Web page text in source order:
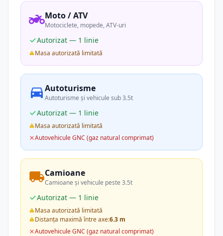
Moto / ATV
Motociclete, mopede, ATV-uri
Autorizat — 1 linie
Masa autorizată limitată
Autoturisme
Autoturisme și vehicule sub 3.5t
Autorizat — 1 linie
Masa autorizată limitată
Autovehicule GNC (gaz natural comprimat)
Camioane
Camioane și vehicule peste 3.5t
Autorizat — 1 linie
Masa autorizată limitată
Distanța maximă între axe:6.3 m
Autovehicule GNC (gaz natural comprimat)